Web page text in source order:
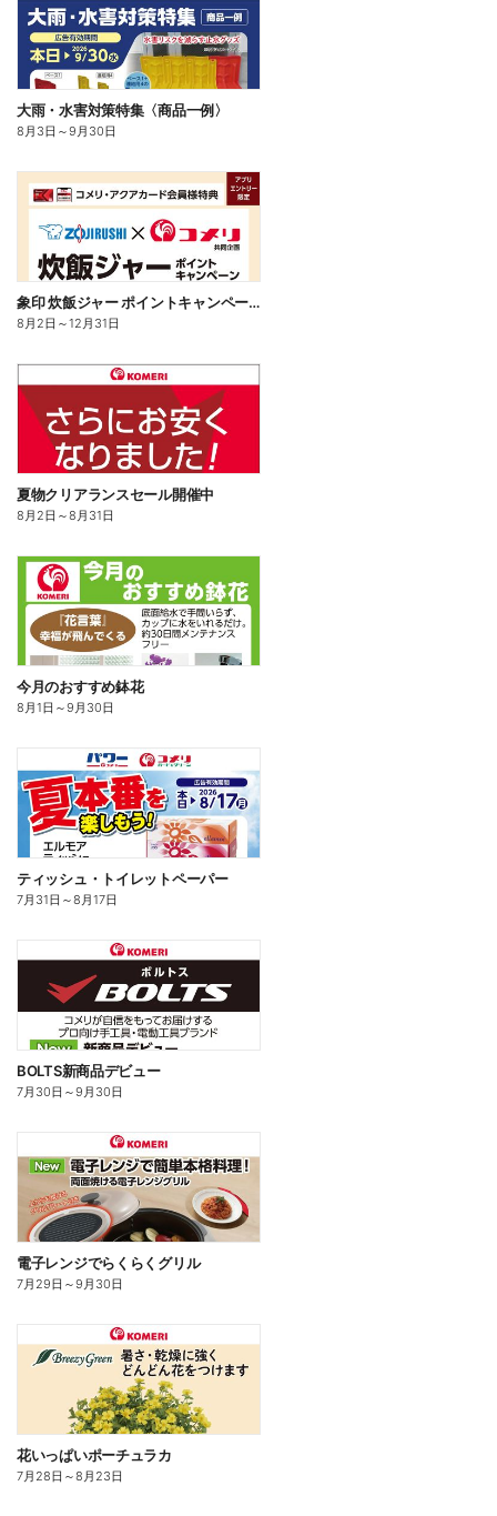
大雨・水害対策特集〈商品一例〉
8月3日 ～9月30日
象印 炊飯ジャー ポイントキャンペーン
8月2日 ～12月31日
夏物クリアランスセール開催中
8月2日 ～8月31日
今月のおすすめ鉢花
8月1日 ～9月30日
ティッシュ・トイレットペーパー
7月31日 ～8月17日
BOLTS新商品デビュー
7月30日 ～9月30日
電子レンジでらくらくグリル
7月29日 ～9月30日
花いっぱいポーチュラカ
7月28日 ～8月23日